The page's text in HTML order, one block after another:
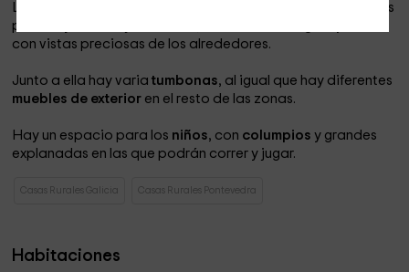
Las zonas
y bellas. Veréis varias
plantas y zonas ajardinadas, además de una gran
con vistas preciosas de los alrededores.
Junto a ella hay variatumbonas, al igual que hay diferentes
muebles de exterior en el resto de las zonas.
Hay un espacio para los niños, con columpiosy grandes
explanadas en las que podrán correr y jugar.
Casas Rurales Galicia Casas Rurales Pontevedra
Habitaciones